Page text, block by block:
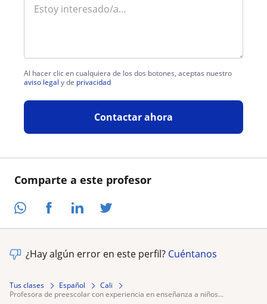
Comparte a este profesor
Al hacer clic en cualquiera de los dos botones, aceptas nuestro
aviso legal y de privacidad
Contactar ahora
¿Hay algún error en este perfil? Cuéntanos
Tus clases Español
Cali
profesora de preescolar con experiencia en enseñanza a niños...